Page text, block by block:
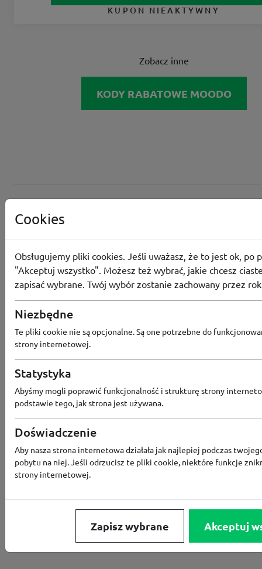
KUPON NIEAKTYWNY
Zobacz inne
KODY RABATOWE MOODO
Converse
Programu Lojalnościowego
Converse
Cookies
Obsługujemy pliki cookies. Jeśli uważasz, że to jest ok, po
"Akceptuj wszystko". Możesz też wybrać, jakie chcesz
zapisać wybrane. Twój wybór zostanie zachowany przez
Niezbędne
Te pliki cookie nie są opcjonalne. Są one potrzebne do
strony internetowej.
Statystyka
Abyśmy mogli poprawić funkcjonalność i strukturę strony
podstawie tego, jak strona jest używana.
Doświadczenie
Aby nasza strona internetowa działała jak najlepiej podczas
pobytu na niej. Jeśli odrzucisz te pliki cookie, niektóre funkcje
strony internetowej.
Zapisz wybrane Akceptuj